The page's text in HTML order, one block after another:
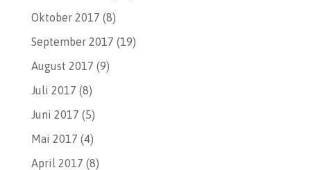
Oktober 2017 (8)
September 2017 (19)
August 2017 (9)
Juli 2017 (8)
Juni 2017 (5)
Mai 2017 (4)
April 2017 (8)